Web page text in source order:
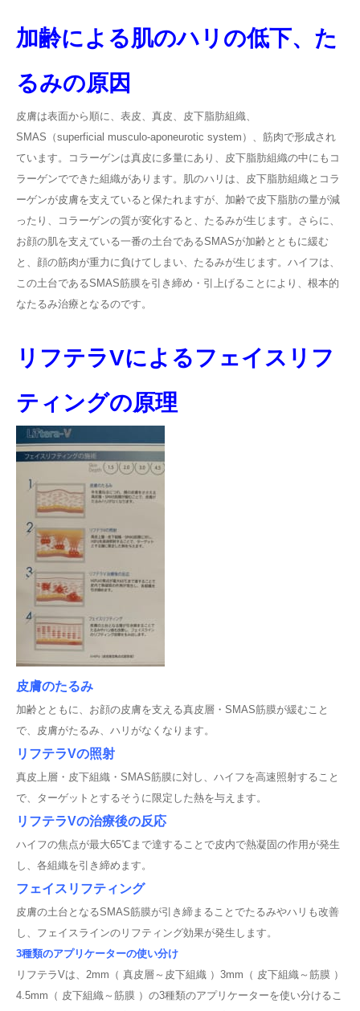
加齢による肌のハリの低下、た
るみの原因
皮膚は表面から順に、表皮、真皮、皮下脂肪組織、
SMAS（superficial musculo-aponeurotic system）、筋肉で形成され
ています。コラーゲンは真皮に多量にあり、皮下脂肪組織の中にもコ
ラーゲンでできた組織があります。肌のハリは、皮下脂肪組織とコラ
ーゲンが皮膚を支えていると保たれますが、加齢で皮下脂肪の量が減
ったり、コラーゲンの質が変化すると、たるみが生じます。さらに、
お顔の肌を支えている一番の土台であるSMASが加齢とともに緩む
と、顔の筋肉が重力に負けてしまい、たるみが生じます。ハイフは、
この土台であるSMAS筋膜を引き締め・引上げることにより、根本的
なたるみ治療となるのです。
リフテラVによるフェイスリフ
ティングの原理
皮膚のたるみ
加齢とともに、お顔の皮膚を支える真皮層・SMAS筋膜が緩むこと
で、皮膚がたるみ、ハリがなくなります。
リフテラVの照射
真皮上層・皮下組織・SMAS筋膜に対し、ハイフを高速照射すること
で、ターゲットとするそうに限定した熱を与えます。
リフテラVの治療後の反応
ハイフの焦点が最大65℃まで達することで皮内で熱凝固の作用が発生
し、各組織を引き締めます。
フェイスリフティング
皮膚の土台となるSMAS筋膜が引き締まることでたるみやハリも改善
し、フェイスラインのリフティング効果が発生します。
3種類のアプリケーターの使い分け
リフテラVは、2mm（ 真皮層～皮下組織 ）3mm（ 皮下組織～筋膜 ）
4.5mm（ 皮下組織～筋膜 ）の3種類のアプリケーターを使い分けるこ